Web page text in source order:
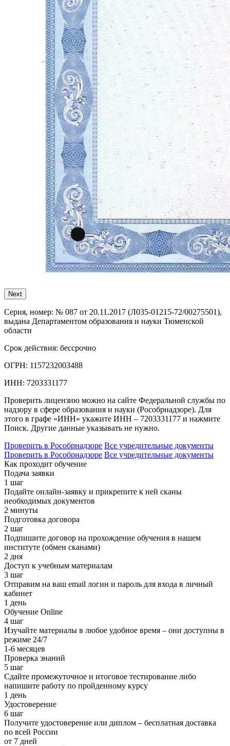
Next
Серия, номер: № 087 от 20.11.2017 (Л035-01215-72/00275501),
выдана Департаментом образования и науки Тюменской
области
Срок действия: бессрочно
ОГРН: 1157232003488
ИНН: 7203331177
Проверить лицензию можно на сайте Федеральной службы по
надзору в сфере образования и науки (Рособрнадзоре). Для
этого в графе «ИНН» укажите ИНН – 7203331177 и нажмите
Поиск. Другие данные указывать не нужно.
Проверить в Рособрнадзоре Все учредительные документы
Проверить в Рособрнадзоре Все учредительные документы
Как проходит обучение
Подача заявки
1 шаг
Подайте онлайн-заявку и прикрепите к ней сканы
необходимых документов
2 минуты
Подготовка договора
2 шаг
Подпишите договор на прохождение обучения в нашем
институте (обмен сканами)
2 дня
Доступ к учебным материалам
3 шаг
Отправим на ваш email логин и пароль для входа в личный
кабинет
1 день
Обучение Online
4 шаг
Изучайте материалы в любое удобное время – они доступны в
режиме 24/7
1-6 месяцев
Проверка знаний
5 шаг
Сдайте промежуточное и итоговое тестирование либо
напишите работу по пройденному курсу
1 день
Удостоверение
6 шаг
Получите удостоверение или диплом – бесплатная доставка
по всей России
от 7 дней